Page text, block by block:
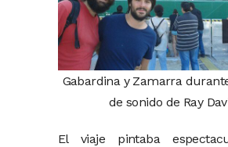
Gabardina y Zamarra
de sonido de Ray
El viaje pintaba